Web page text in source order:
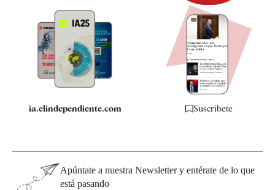
Quiénes somos
Especificaciones
ia.elindependiente.com Suscríbete
Apúntate a nuestra Newsletter y entérate de lo que
está pasando